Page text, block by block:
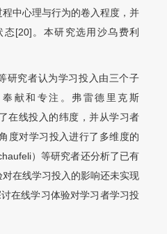
中心理与行为的卷入程度，并
[20]。本研究选用沙乌费利
研究者认为学习投入由三个子
献和专注。弗雷德里克斯
在线投入的纬度，并从学习者
度对学习投入进行了多维度的
）等研究者还分析了已有
在线学习投入的影响还未实现
在线学习体验对学习者学习投